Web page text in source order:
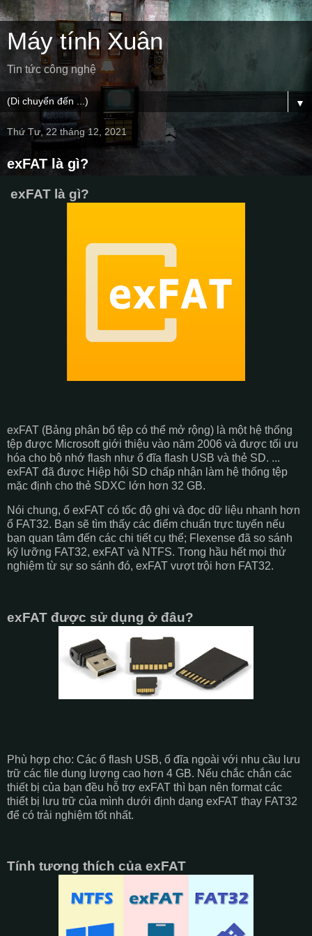
Máy tính Xuân
Tin tức công nghệ
▼
Thứ Tư, 22 tháng 12, 2021
exFAT là gì?
exFAT là gì?
exFAT (Bảng phân bổ tệp có thể mở rộng) là một hệ thống
tệp được Microsoft giới thiệu vào năm 2006 và được tối ưu
hóa cho bộ nhớ flash như ổ đĩa flash USB và thẻ SD. ...
exFAT đã được Hiệp hội SD chấp nhận làm hệ thống tệp
mặc định cho thẻ SDXC lớn hơn 32 GB.
Nói chung, ổ exFAT có tốc độ ghi và đọc dữ liệu nhanh hơn
ổ FAT32. Bạn sẽ tìm thấy các điểm chuẩn trực tuyến nếu
bạn quan tâm đến các chi tiết cụ thể; Flexense đã so sánh
kỹ lưỡng FAT32, exFAT và NTFS. Trong hầu hết mọi thử
nghiệm từ sự so sánh đó, exFAT vượt trội hơn FAT32.
exFAT được sử dụng ở đâu?
Phù hợp cho: Các ổ flash USB, ổ đĩa ngoài với nhu cầu lưu
trữ các file dung lượng cao hơn 4 GB. Nếu chắc chắn các
thiết bị của bạn đều hỗ trợ exFAT thì bạn nên format các
thiết bị lưu trữ của mình dưới định dạng exFAT thay FAT32
để có trải nghiệm tốt nhất.
Tính tương thích của exFAT